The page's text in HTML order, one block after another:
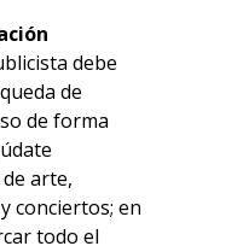
debe
de
de forma
arte,
conciertos; en
todo el